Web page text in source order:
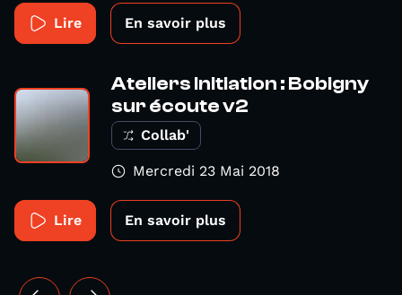
Lire En savoir plus
Ateliers Initiation : Bobigny
sur écoute v2
Collab'
Mercredi 23 Mai 2018
Lire En savoir plus